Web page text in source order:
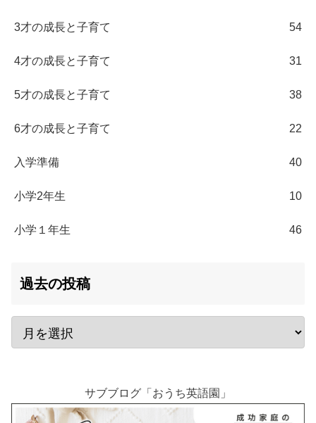
3才の成長と子育て 54
4才の成長と子育て 31
5才の成長と子育て 38
6才の成長と子育て 22
入学準備 40
小学2年生 10
小学１年生 46
過去の投稿
サブブログ「おうち英語園」